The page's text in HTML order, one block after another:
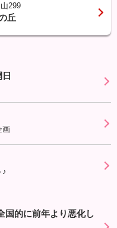
299
丘
画
♪
的に前年より悪化し